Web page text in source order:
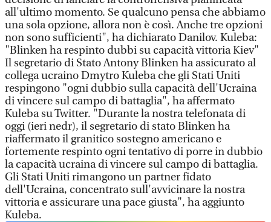
all'ultimo momento. Se qualcuno pensa che abbiamo
una sola opzione, allora non è così. Anche tre opzioni
non sono sufficienti", ha dichiarato Danilov. Kuleba:
"Blinken ha respinto dubbi su capacità vittoria Kiev"
Il segretario di Stato Antony Blinken ha assicurato al
collega ucraino Dmytro Kuleba che gli Stati Uniti
respingono "ogni dubbio sulla capacità dell'Ucraina
di vincere sul campo di battaglia", ha affermato
Kuleba su Twitter. "Durante la nostra telefonata di
oggi (ieri nedr), il segretario di stato Blinken ha
riaffermato il granitico sostegno americano e
fortemente respinto ogni tentativo di porre in dubbio
la capacità ucraina di vincere sul campo di battaglia.
Gli Stati Uniti rimangono un partner fidato
dell'Ucraina, concentrato sull'avvicinare la nostra
vittoria e assicurare una pace giusta", ha aggiunto
Kuleba.